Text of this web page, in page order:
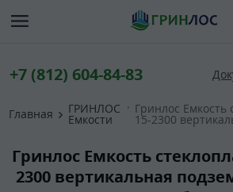
+7 (812) 604-84-83
Главная ГРИНЛОС
Емкости
Гринлос Емкость
15-2300
Гринлос Емкость
2300 вертикальная